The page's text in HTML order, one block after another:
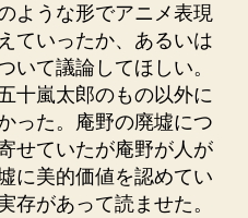
ような形でアニメ表現
ていったか、あるいは
いて議論してほしい。
十嵐太郎のもの以外に
った。庵野の廃墟につ
せていたが庵野が人が
に美的価値を認めてい
存があって読ませた。